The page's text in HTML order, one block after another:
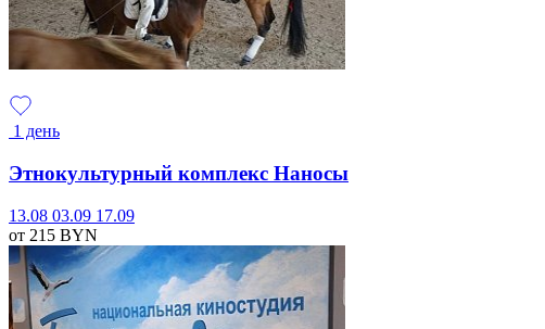
1 день
Этнокультурный комплекс Наносы
13.08 03.09 17.09
от 215 BYN